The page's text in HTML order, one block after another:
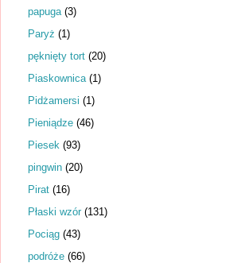
papuga (3)
Paryż (1)
pęknięty tort (20)
Piaskownica (1)
Pidżamersi (1)
Pieniądze (46)
Piesek (93)
pingwin (20)
Pirat (16)
Płaski wzór (131)
Pociąg (43)
podróże (66)